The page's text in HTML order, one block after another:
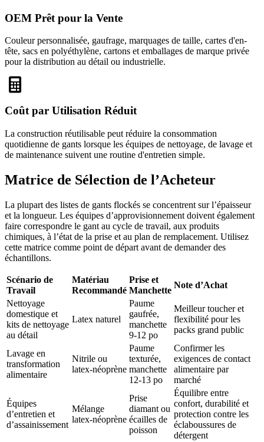
OEM Prêt pour la Vente
Couleur personnalisée, gaufrage, marquages de taille, cartes d'en-
tête, sacs en polyéthylène, cartons et emballages de marque privée
pour la distribution au détail ou industrielle.
Coût par Utilisation Réduit
La construction réutilisable peut réduire la consommation
quotidienne de gants lorsque les équipes de nettoyage, de lavage et
de maintenance suivent une routine d'entretien simple.
Matrice de Sélection de l’Acheteur
La plupart des listes de gants flockés se concentrent sur l’épaisseur
et la longueur. Les équipes d’approvisionnement doivent également
faire correspondre le gant au cycle de travail, aux produits
chimiques, à l’état de la prise et au plan de remplacement. Utilisez
cette matrice comme point de départ avant de demander des
échantillons.
Scénario de
Travail
Matériau
Recommandé
Prise et
Manchette
Note d’Achat
Nettoyage
domestique et
kits de nettoyage
au détail
Latex naturel
Paume
gaufrée,
manchette
9-12 po
Meilleur toucher et
flexibilité pour les
packs grand public
Lavage en
transformation
alimentaire
Nitrile ou
latex-néoprène
Paume
texturée,
manchette
12-13 po
Confirmer les
exigences de contact
alimentaire par
marché
Équipes
d’entretien et
d’assainissement
Mélange
latex-néoprène
Prise
diamant ou
écailles de
poisson
Équilibre entre
confort, durabilité et
protection contre les
éclaboussures de
détergent